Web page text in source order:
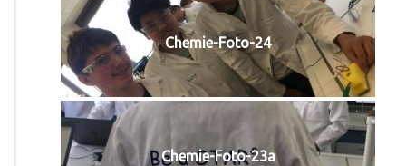
L
Chemie-Foto-24
Chemie-Foto-23a